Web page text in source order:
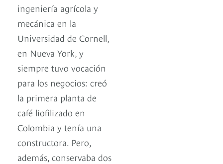
ingeniería agrícola y
mecánica en la
Universidad de Cornell,
en Nueva York, y
siempre tuvo vocación
para los negocios: creó
la primera planta de
café liofilizado en
Colombia y tenía una
constructora. Pero,
además, conservaba dos